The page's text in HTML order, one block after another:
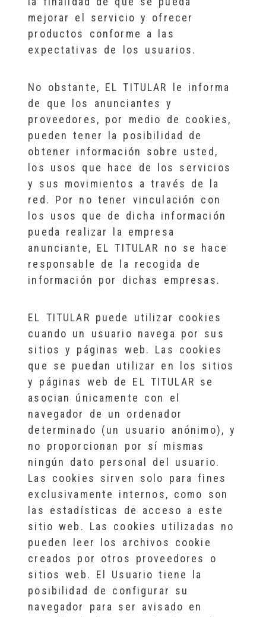
mejorar el servicio y ofrecer
productos conforme a las
expectativas de los usuarios.
No obstante, EL TITULAR le informa
de que los anunciantes y
proveedores, por medio de cookies,
pueden tener la posibilidad de
obtener información sobre usted,
los usos que hace de los servicios
y sus movimientos a través de la
red. Por no tener vinculación con
los usos que de dicha información
pueda realizar la empresa
anunciante, EL TITULAR no se hace
responsable de la recogida de
información por dichas empresas.
EL TITULAR puede utilizar cookies
cuando un usuario navega por sus
sitios y páginas web. Las cookies
que se puedan utilizar en los sitios
y páginas web de EL TITULAR se
asocian únicamente con el
navegador de un ordenador
determinado (un usuario anónimo), y
no proporcionan por sí mismas
ningún dato personal del usuario.
Las cookies sirven solo para fines
exclusivamente internos, como son
las estadísticas de acceso a este
sitio web. Las cookies utilizadas no
pueden leer los archivos cookie
creados por otros proveedores o
sitios web. El Usuario tiene la
posibilidad de configurar su
navegador para ser avisado en